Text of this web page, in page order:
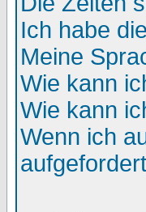
Ich habe
Meine
Wie kann
Wie kann
Wenn ich